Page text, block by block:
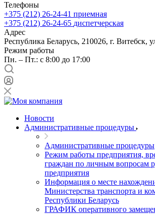
Телефоны
+375 (212) 26-24-41 приемная
+375 (212) 26-24-65 диспетчерская
Адрес
Республика Беларусь, 210026, г. Витебск,
Режим работы
Пн. – Пт.: с 8:00 до 17:00
Новости
Административные процедуры
Административные процедуры
Режим работы предприятия,
граждан по личным вопросам
предприятия
Информация о месте
Министерства транспорта и
Республики Беларусь
ГРАФИК оперативного